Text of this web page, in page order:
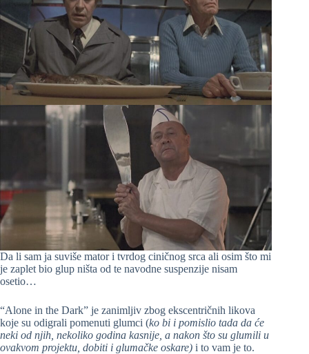
Da li sam ja suviše mator i tvrdog ciničnog srca ali osim što mi
je zaplet bio glup ništa od te navodne suspenzije nisam
osetio…
“Alone in the Dark” je zanimljiv zbog ekscentričnih likova
koje su odigrali pomenuti glumci (ko bi i pomislio tada da će
neki od njih, nekoliko godina kasnije, a nakon što su glumili u
ovakvom projektu, dobiti i glumačke oskare) i to vam je to.